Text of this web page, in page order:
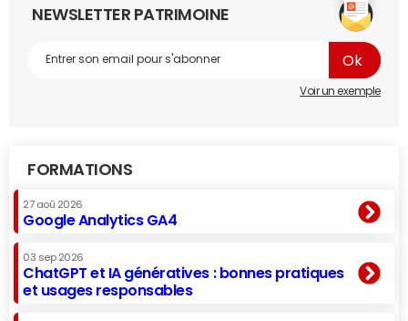
NEWSLETTER PATRIMOINE
Voir un exemple
FORMATIONS
27 aoû 2026
Google Analytics GA4
03 sep 2026
ChatGPT et IA génératives : bonnes pratiques
et usages responsables